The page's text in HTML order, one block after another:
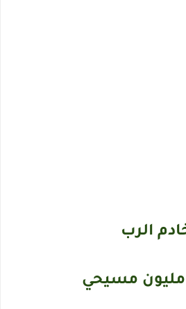
الرب
مسيحي